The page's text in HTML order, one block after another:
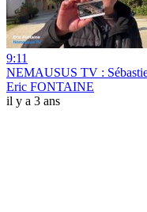
9:11
NEMAUSUS TV :
Eric FONTAINE
il y a 3 ans